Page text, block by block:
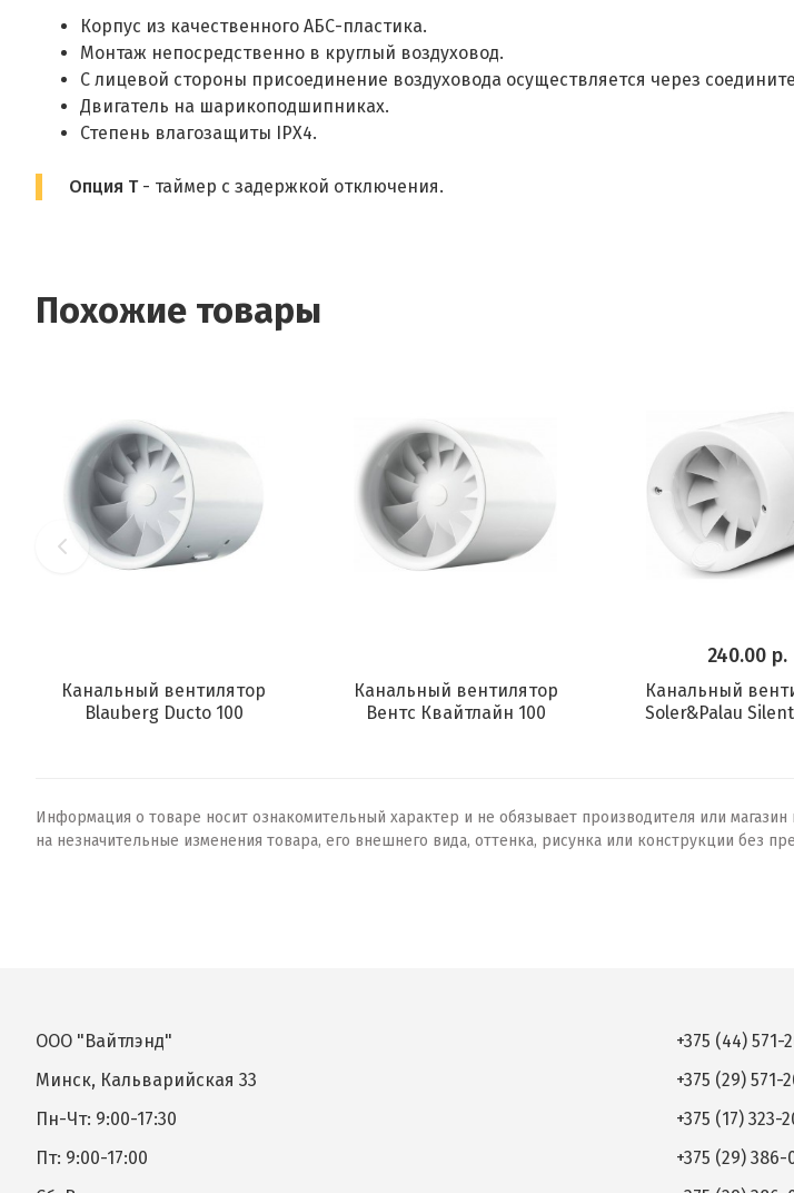
Похожие товары
Канальный вентилятор
Blauberg Ducto 100
Канальный вентилятор
Вентс Квайтлайн 100
Канальный
Soler&Palau
240.00 р.
Корпус из качественного АБС-пластика.
Монтаж непосредственно в круглый воздуховод.
С лицевой стороны присоединение воздуховода осуществляется через
Двигатель на шарикоподшипниках.
Степень влагозащиты IPX4.
Опция T- таймер с задержкой отключения.
Информация о товаре носит ознакомительный характер и не обязывает производителя или
на незначительные изменения товара, его внешнего вида, оттенка, рисунка или конструкции без
ООО "Вайтлэнд"
Минск, Кальварийская 33
Пн-Чт: 9:00-17:30
Пт: 9:00-17:00
+375 (44) 571-
+375 (29) 571-
+375 (17) 323-
+375 (29)